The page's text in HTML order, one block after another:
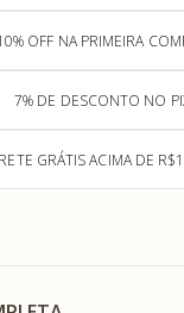
OFF NA PRIMEIRA
7% DE DESCONTO NO
GRÁTIS ACIMA DE